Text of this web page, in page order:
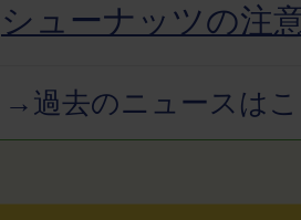
シューナッツの注
→過去のニュースは